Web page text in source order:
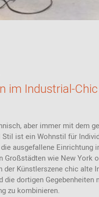
im Industrial-Chic
aber immer mit dem
Stil ist ein Wohnstil für
ausgefallene Einrichtung
Großstädten wie New York
der Künstlerszene chic alte
die dortigen Gegebenheiten
zu kombinieren.